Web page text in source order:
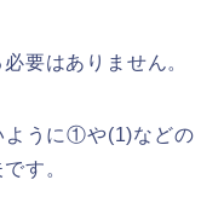
要はありません。
ように①や(1)などの
す。